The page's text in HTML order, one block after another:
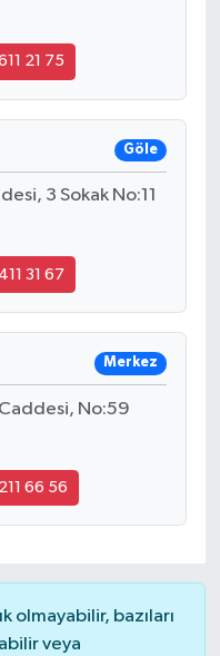
21 75
Göle
3 Sokak No:11
31 67
Merkez
No:59
66 56
olmayabilir, bazıları
veya